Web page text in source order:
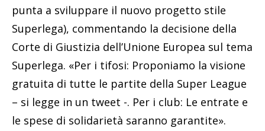
punta a sviluppare il nuovo progetto stile
Superlega), commentando la decisione della
Corte di Giustizia dell’Unione Europea sul tema
Superlega. «Per i tifosi: Proponiamo la visione
gratuita di tutte le partite della Super League
– si legge in un tweet -. Per i club: Le entrate e
le spese di solidarietà saranno garantite».